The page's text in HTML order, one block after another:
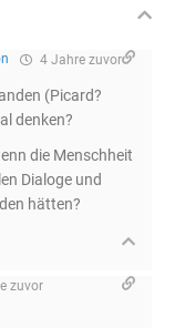
4 Jahre zuvor
(Picard?
denken?
die Menschheit
Dialoge und
hätten?
zuvor